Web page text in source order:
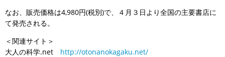
なお、販売価格は4,980円(税別)で、４月３日より全国の主要書店に
て発売される。
＜関連サイト＞
大人の科学.net http://otonanokagaku.net/